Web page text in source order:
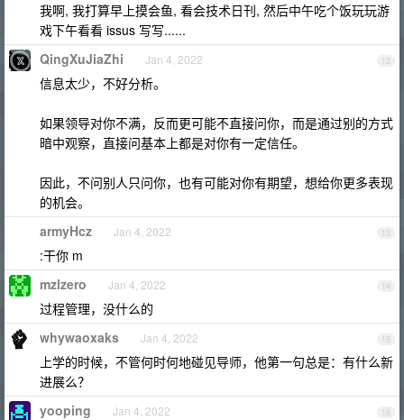
我啊, 我打算早上摸会鱼, 看会技术日刊, 然后中午吃个饭玩玩游
戏下午看看 issus 写写......
12
QingXuJiaZhi Jan 4, 2022
信息太少，不好分析。
如果领导对你不满，反而更可能不直接问你，而是通过别的方式
暗中观察，直接问基本上都是对你有一定信任。
因此，不问别人只问你，也有可能对你有期望，想给你更多表现
的机会。
13
armyHcz Jan 4, 2022
:干你 m
14
mzlzero Jan 4, 2022
过程管理，没什么的
15
whywaoxaks Jan 4, 2022
上学的时候，不管何时何地碰见导师，他第一句总是：有什么新
进展么？
16
yooping Jan 4, 2022